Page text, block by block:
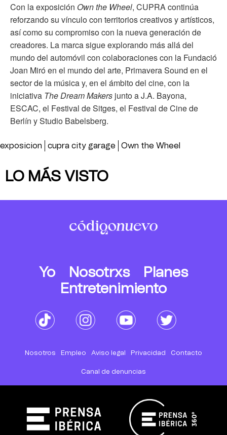
Con la exposición Own the Wheel, CUPRA continúa
reforzando su vínculo con territorios creativos y artísticos,
así como su compromiso con la nueva generación de
creadores. La marca sigue explorando más allá del
mundo del automóvil con colaboraciones con la Fundació
Joan Miró en el mundo del arte, Primavera Sound en el
sector de la música y, en el ámbito del cine, con la
iniciativa The Dream Makers junto a J.A. Bayona,
ESCAC, el Festival de Sitges, el Festival de Cine de
Berlín y Studio Babelsberg.
exposicion cupra city garage Own the Wheel
LO MÁS VISTO
Yo Nosotrxs
Planes
Entretenimiento
Nosotros Empleo Aviso legal Privacidad Contacto
Canal de denuncias